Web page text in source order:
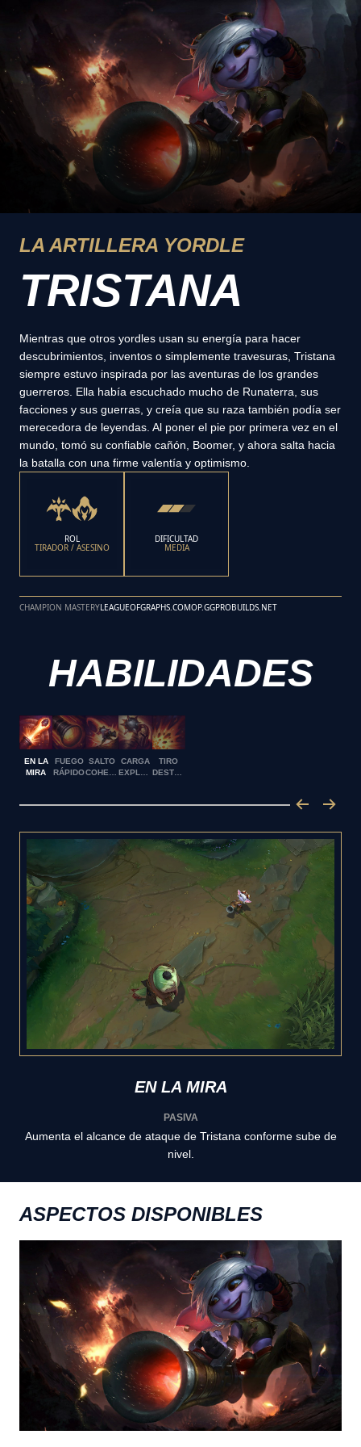
LA ARTILLERA YORDLE
TRISTANA
Mientras que otros yordles usan su energía para hacer
descubrimientos, inventos o simplemente travesuras, Tristana
siempre estuvo inspirada por las aventuras de los grandes
guerreros. Ella había escuchado mucho de Runaterra, sus
facciones y sus guerras, y creía que su raza también podía ser
merecedora de leyendas. Al poner el pie por primera vez en el
mundo, tomó su confiable cañón, Boomer, y ahora salta hacia
la batalla con una firme valentía y optimismo.
ROL
TIRADOR / ASESINO
DIFICULTAD
MEDIA
CHAMPION MASTERYLEAGUEOFGRAPHS.COMOP.GGPROBUILDS.NET
HABILIDADES
EN LA
MIRA
FUEGO
RÁPIDO
SALTO
CARGA
TIRO
DESTRUCTOR
EN LA MIRA
PASIVA
Aumenta el alcance de ataque de Tristana conforme sube de
nivel.
ASPECTOS DISPONIBLES